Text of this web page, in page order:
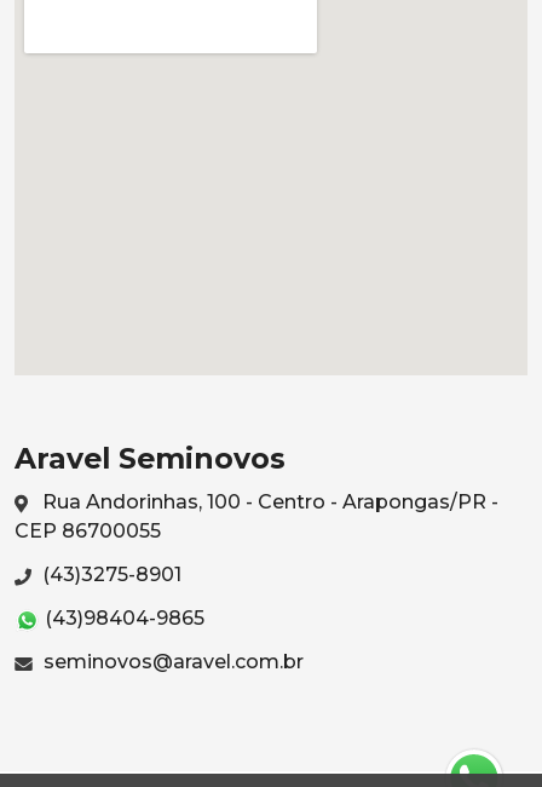
Aravel Seminovos
Rua Andorinhas, 100 - Centro - Arapongas/PR -
CEP 86700055
(43)3275-8901
(43)98404-9865
seminovos@aravel.com.br